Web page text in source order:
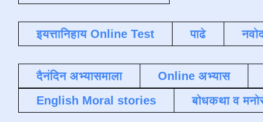
इयत्तानिहाय Online Test पाढे
दैनंदिन अभ्यासमाला
Online अभ्यास
English Moral stories
बोधकथा व